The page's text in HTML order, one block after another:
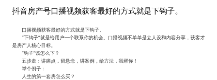
抖音房产号口播视频获客最好的方式就是下钩子。
口播视频获客最好的方式就是下钩子。
“下钩子”就是给用户一个联系你的机会。口播视频不单单是立人设和内容分享，获客才
是房产人核心目标。
“钩子”该怎么下？
五步走：讲痛点，留悬念，讲案例，给方法，我帮你！
举个例子：
人生的第一套房怎么买？